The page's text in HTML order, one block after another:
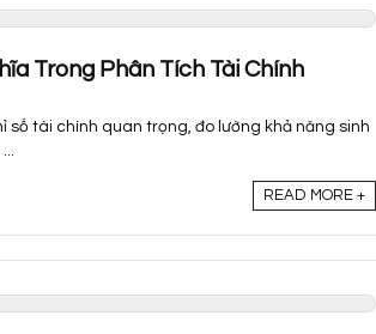
Trong Phân Tích Tài Chính
số tài chính quan trọng, đo lường khả năng sinh
READ MORE +